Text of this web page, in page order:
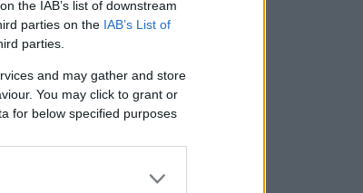
the IAB’s list of downstream
parties on the IAB’s List of
parties.
and may gather and store
You may click to grant or
for below specified purposes
20:33 Υεμένη: Επίθεση των Χούθι σε
20:20 Fars: Το Ιράν εξετάζει νομοσχέδιο για
απαγόρευση διέλευσης πλοίων από
ΗΠΑ και Ισραήλ από το Ορμούζ
20:12 Επένδυση 6,3 δισ. δολαρίων από ΗΑΕ
στην Ιαπωνία